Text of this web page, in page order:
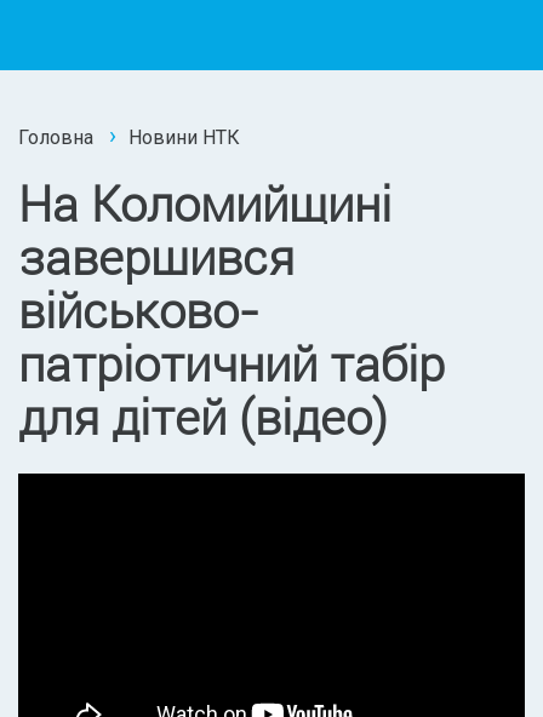
Головна Новини НТК
На Коломийщині
завершився
військово-
патріотичний табір
для дітей (відео)